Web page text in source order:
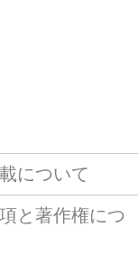
について
と著作権につ